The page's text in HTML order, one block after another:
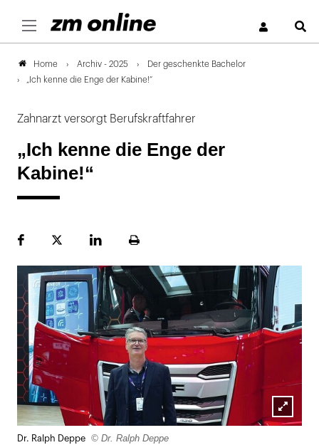
Home Archiv - 2025
Der geschenkte Bachelor
„Ich kenne die Enge der Kabine!“
Zahnarzt versorgt Berufskraftfahrer
„Ich kenne die Enge der
Kabine!“
FacebookPlattformLinekdInSeite
Lightbox
Dr. Ralph Deppe © Dr. Ralph Deppe